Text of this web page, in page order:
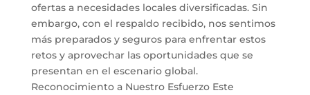
ofertas a necesidades locales diversificadas. Sin
embargo, con el respaldo recibido, nos sentimos
más preparados y seguros para enfrentar estos
retos y aprovechar las oportunidades que se
presentan en el escenario global.
Reconocimiento a Nuestro Esfuerzo Este